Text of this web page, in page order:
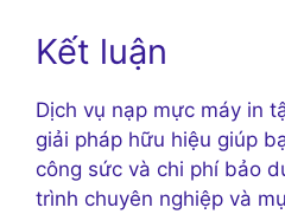
Kết luận
Dịch vụ nạp mực máy in
giải pháp hữu hiệu giúp
công sức và chi phí bảo
trình chuyên nghiệp và